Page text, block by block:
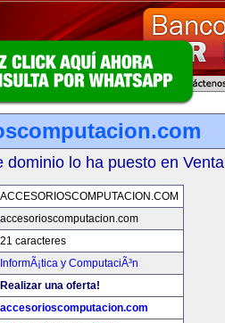
dominio lo ha puesto en Venta
ACCESORIOSCOMPUTACION.COM
accesorioscomputacion.com
21 caracteres
InformÃ¡tica y ComputaciÃ³n
Realizar una oferta!
accesorioscomputacion.com